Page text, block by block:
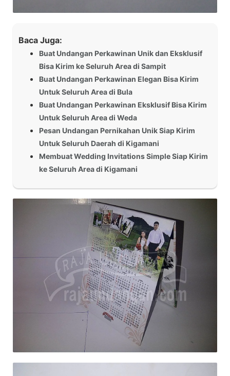
Baca Juga:
Buat Undangan Perkawinan Unik dan Eksklusif
Bisa Kirim ke Seluruh Area di Sampit
Buat Undangan Perkawinan Elegan Bisa Kirim
Untuk Seluruh Area di Bula
Buat Undangan Perkawinan Eksklusif Bisa Kirim
Untuk Seluruh Area di Weda
Pesan Undangan Pernikahan Unik Siap Kirim
Untuk Seluruh Daerah di Kigamani
Membuat Wedding Invitations Simple Siap Kirim
ke Seluruh Area di Kigamani